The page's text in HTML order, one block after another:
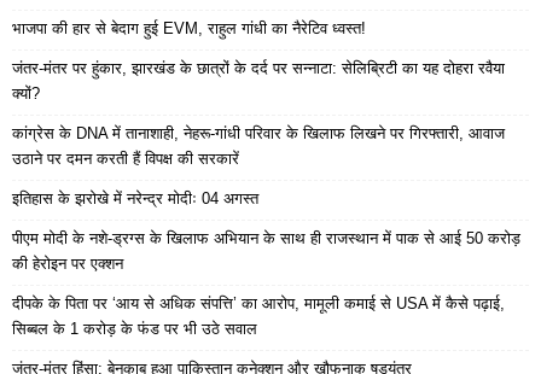
भाजपा की हार से बेदाग हुई EVM, राहुल गांधी का नैरेटिव ध्वस्त!
जंतर-मंतर पर हुंकार, झारखंड के छात्रों के दर्द पर सन्नाटा: सेलिब्रिटी का यह दोहरा रवैया
क्यों?
कांग्रेस के DNA में तानाशाही, नेहरू-गांधी परिवार के खिलाफ लिखने पर गिरफ्तारी, आवाज
उठाने पर दमन करती हैं विपक्ष की सरकारें
इतिहास के झरोखे में नरेन्द्र मोदीः 04 अगस्त
पीएम मोदी के नशे-ड्रग्स के खिलाफ अभियान के साथ ही राजस्थान में पाक से आई 50 करोड़
की हेरोइन पर एक्शन
दीपके के पिता पर ‘आय से अधिक संपत्ति’ का आरोप, मामूली कमाई से USA में कैसे पढ़ाई,
सिब्बल के 1 करोड़ के फंड पर भी उठे सवाल
जंतर-मंतर हिंसा: बेनकाब हुआ पाकिस्तान कनेक्शन और खौफनाक षड्यंत्र